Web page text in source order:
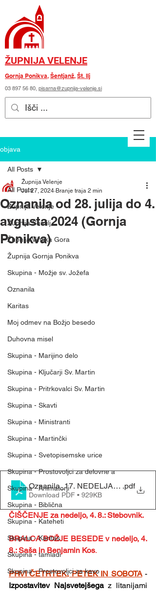
ŽUPNIJA VELENJE
Gornja Ponikva, Šentjanž, Št. Ilj
03 897 56 80, pisarna@zupnija-velenje.si
objava
All Posts
Župnija Velenje
Župnija Šentilj
Župnija Vinska Gora
Župnija Gornja Ponikva
Skupina - Možje sv. Jožefa
Oznanila
Karitas
Moj odmev na Božjo besedo
Duhovna misel
Skupina - Marijino delo
Skupina - Ključarji Sv. Martin
Skupina - Pritrkovalci Sv. Martin
Skupina - Skavti
Skupina - Ministranti
Skupina - Martinčki
Skupina - Svetopisemske urice
Skupina - Prostovoljci za delovne a
Skupina - Animatorji
Skupina - Biblična
Skupina - Kateheti
Skupina - Karitas
Skupina - tamladi
Skupina - Prostovoljci za kavo
All Posts
Oznanila od 28. julija do 4.
avgusta 2024 (Gornja
Ponikva)
Župnija Velenje
Jul 27, 2024 Branje traja 2 min
.pdf
Download PDF • 929KB
ČIŠČENJE za nedeljo, 4. 8.: Stebovnik.
BRALCA BOŽJE BESEDE v nedeljo, 4.
8.: Saša in Benjamin Kos.
PRVI ČETRTEK, PETEK IN SOBOTA
Izpostavitev Najsvetejšega z litanijami